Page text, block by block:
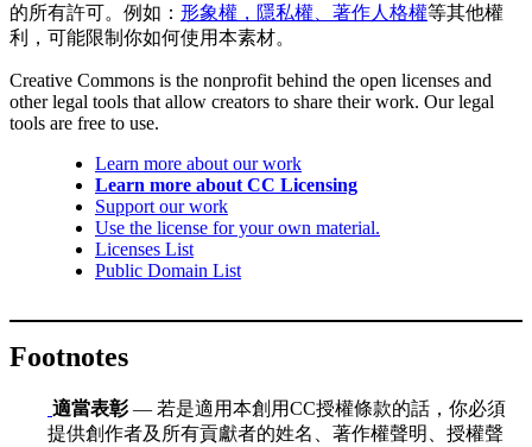
的所有許可。例如： 形象權，隱私權、著作人格權等其他權
利，可能限制你如何使用本素材。
Creative Commons is the nonprofit behind the open licenses and
other legal tools that allow creators to share their work. Our legal
tools are free to use.
Learn more about our work
Learn more about CC Licensing
Support our work
Use the license for your own material.
Licenses List
Public Domain List
Footnotes
適當表彰— 若是適用本創用CC授權條款的話，你必須
提供創作者及所有貢獻者的姓名、著作權聲明、授權聲